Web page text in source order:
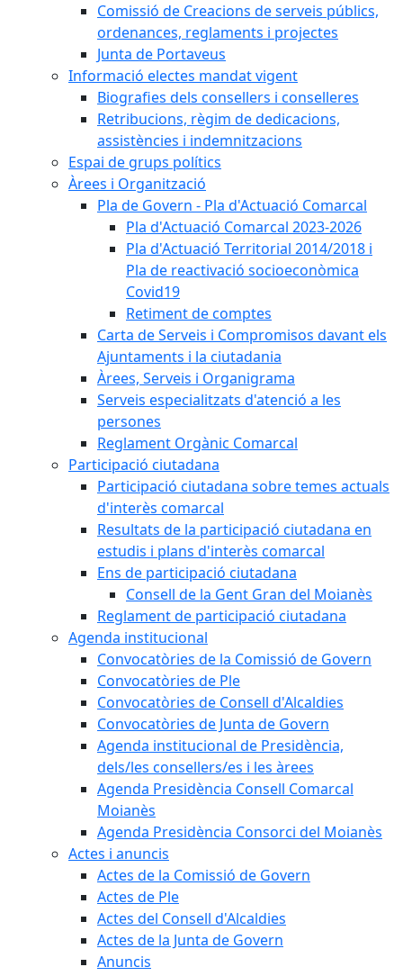
Comissió de Creacions de serveis públics,
ordenances, reglaments i projectes
Junta de Portaveus
Informació electes mandat vigent
Biografies dels consellers i conselleres
Retribucions, règim de dedicacions,
assistències i indemnitzacions
Espai de grups polítics
Àrees i Organització
Pla de Govern - Pla d'Actuació Comarcal
Pla d'Actuació Comarcal 2023-2026
Pla d'Actuació Territorial 2014/2018 i
Pla de reactivació socioeconòmica
Covid19
Retiment de comptes
Carta de Serveis i Compromisos davant els
Ajuntaments i la ciutadania
Àrees, Serveis i Organigrama
Serveis especialitzats d'atenció a les
persones
Reglament Orgànic Comarcal
Participació ciutadana
Participació ciutadana sobre temes actuals
d'interès comarcal
Resultats de la participació ciutadana en
estudis i plans d'interès comarcal
Ens de participació ciutadana
Consell de la Gent Gran del Moianès
Reglament de participació ciutadana
Agenda institucional
Convocatòries de la Comissió de Govern
Convocatòries de Ple
Convocatòries de Consell d'Alcaldies
Convocatòries de Junta de Govern
Agenda institucional de Presidència,
dels/les consellers/es i les àrees
Agenda Presidència Consell Comarcal
Moianès
Agenda Presidència Consorci del Moianès
Actes i anuncis
Actes de la Comissió de Govern
Actes de Ple
Actes del Consell d'Alcaldies
Actes de la Junta de Govern
Anuncis